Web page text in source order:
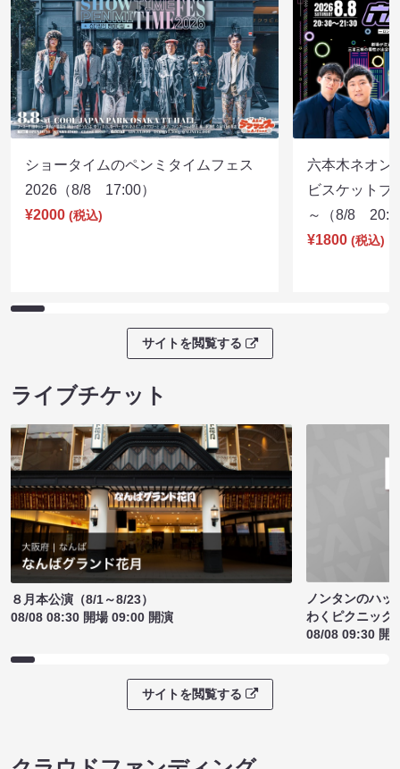
ショータイムのペンミタイムフェス
2026（8/8 17:00）
¥2000 (税込)
六本木ネオン
ビスケットブ
～（8/8
¥1800 (税込)
サイトを閲覧する
ライブチケット
８月本公演（8/1～8/23）
08/08 08:30 開場 09:00 開演
ノンタンのハッ
わくピクニック
08/08 09:30 開
サイトを閲覧する